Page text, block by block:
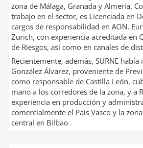
zona de Málaga, Granada y Almería.
trabajo en el sector, es Licenciada en
cargos de responsabilidad en AON,
Zurich, con experiencia acreditada en
de Riesgos, así como en canales de
Recientemente, además, SURNE
González Álvarez, proveniente de
como responsable de Castilla León,
mano a los corredores de la zona, y a
experiencia en producción y
comercialmente el País Vasco y la
central en Bilbao .